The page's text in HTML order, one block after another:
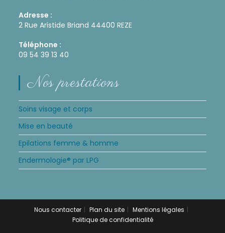
Adresse :
2 Rue Aristide Briand 44400 REZE
Téléphone :
09 54 39 13 40
Nos prestations
Soins visage et corps
Mise en beauté
Epilations femme & homme
Endermologie® par LPG
Nous contacter Plan du site
Mentions légales
Politique de confidentialité